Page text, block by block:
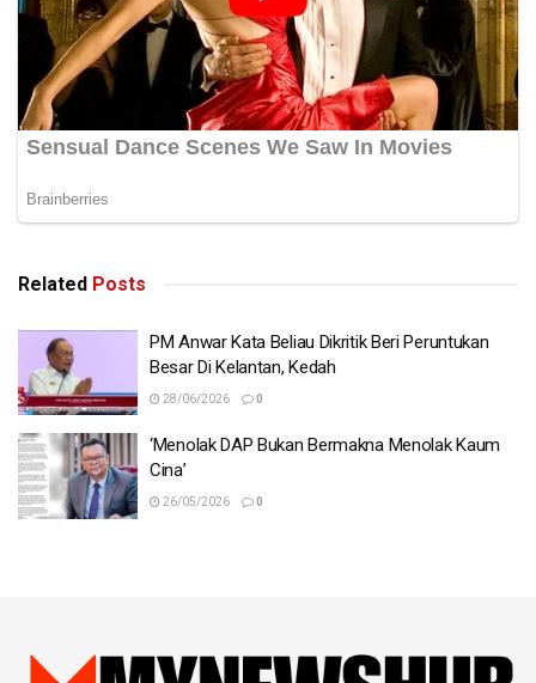
Related Posts
PM Anwar Kata Beliau Dikritik Beri Peruntukan
Besar Di Kelantan, Kedah
28/06/2026 0
‘Menolak DAP Bukan Bermakna Menolak Kaum
Cina’
26/05/2026 0